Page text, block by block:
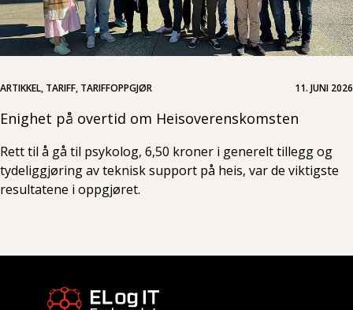
ARTIKKEL, TARIFF, TARIFFOPPGJØR 11. JUNI 2026
Enighet på overtid om Heisoverenskomsten
Rett til å gå til psykolog, 6,50 kroner i generelt tillegg og
tydeliggjøring av teknisk support på heis, var de viktigste
resultatene i oppgjøret.